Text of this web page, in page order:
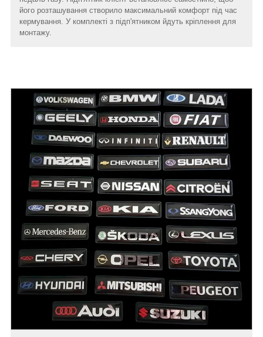
його розташування створило максимальний комфорт під час
кермування. У комплекті з підп'ятником йдуть кріплення для
монтажу.